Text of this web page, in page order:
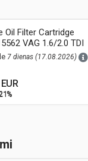
Oil Filter Cartridge
VAG 1.6/2.0 TDI
Škoda, Seat)
7 dienas (17.08.2026)